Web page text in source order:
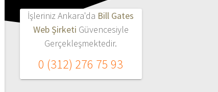
İşleriniz Ankara'da Bill Gates
Web Şirketi Güvencesiyle
Gerçekleşmektedir.
0 (312) 276 75 93